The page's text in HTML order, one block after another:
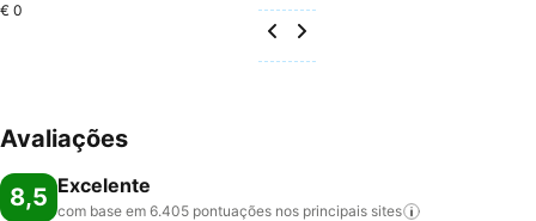
€ 0
Avaliações
8,5 Excelente
com base em 6.405 pontuações nos principais sites